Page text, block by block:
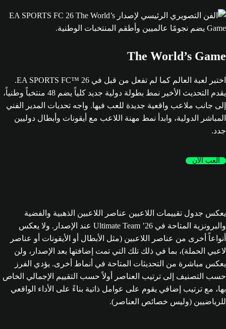
The World’s Game
اختبر لعبة العالم كما لم تفعل من قبل في EA SPORTS FC™ 26.
يقدم التحديث الأخير نمط بطولة دولية جديد كلياً يضم 48 منتخباً وطنياً،
إلى جانب ملاعب واقعية جديدة للعب فيها. واجه تحديات المدير الفني
المباشر الدولية، وابدأ نمط مهنة اللاعب مع أيقونات وأبطال دوليين
جدد.
العب الآن
يعكس جدول تقييمات اللاعبين عناصر اللاعبين الذهبية والفضية
والبرونزية المتاحة في Ultimate Team ’26 عند الإصدار. ولا يعكس
أنواعاً أخرى من عناصر اللاعبين (مثل الأبطال أو الأيقونات أو عناصر
لاعبي الحملة)، بما في ذلك تلك التي تمت إضافتها بعد الإصدار، ولن
يعكس مباشرة من التحديثات المتاحة في أنماط أخرى. يؤدي الفرز
حسب التصنيف إلى ترتيب العناصر أولاً حسب التقييم الإجمالي الخاص
بها، مع ترتيب إضافي يقوم على عوامل ذاتية بناءً على الأداء الواقعي
للرياضيين (وليس خصائص العناصر).